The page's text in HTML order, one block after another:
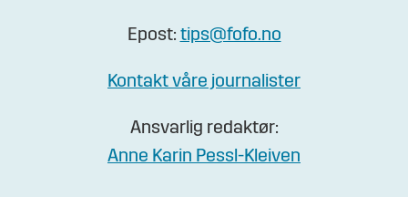
Epost: tips@fofo.no
Kontakt våre journalister
Ansvarlig redaktør:
Anne Karin Pessl-Kleiven